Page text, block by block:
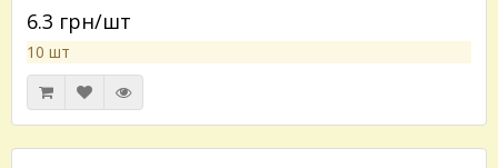
6.3 грн/шт
10 шт